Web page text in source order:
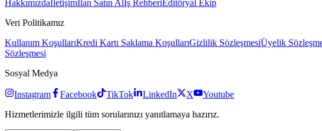
Hakkımızdaİletişimİlan Satın Alİş RehberiEditöryal Ekip
Veri Politikamız
Kullanım KoşullarıKredi Kartı Saklama KoşullarıGizlilik SözleşmesiÜyelik
Sözleşmesi
Sosyal Medya
Instagram Facebook TikTok LinkedIn X
Youtube
Hizmetlerimizle ilgili tüm sorularınızı yanıtlamaya hazırız.